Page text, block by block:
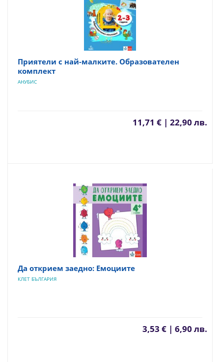
Приятели с най-малките. Образователен
комплект
АНУБИС
11,71 € | 22,90 лв.
Да открием заедно: Емоциите
КЛЕТ БЪЛГАРИЯ
3,53 € | 6,90 лв.